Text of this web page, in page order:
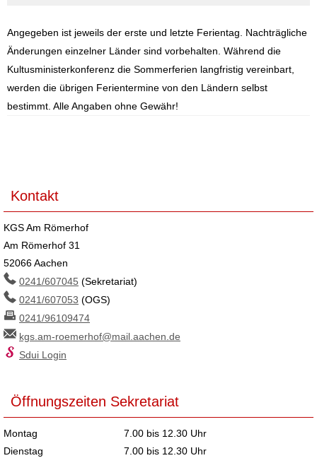
Angegeben ist jeweils der erste und letzte Ferientag. Nachträgliche
Änderungen einzelner Länder sind vorbehalten. Während die
Kultusministerkonferenz die Sommerferien langfristig vereinbart,
werden die übrigen Ferientermine von den Ländern selbst
bestimmt. Alle Angaben ohne Gewähr!
Kontakt
KGS Am Römerhof
Am Römerhof 31
52066 Aachen
0241/607045 (Sekretariat)
0241/607053 (OGS)
0241/96109474
kgs.am-roemerhof@mail.aachen.de
Sdui Login
Öffnungszeiten Sekretariat
Montag
7.00 bis 12.30 Uhr
Dienstag
7.00 bis 12.30 Uhr